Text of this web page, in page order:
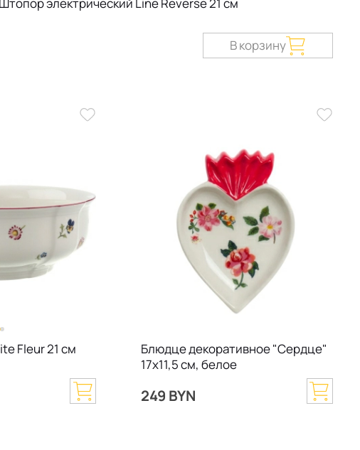
В корзину
Fleur 21 см
Блюдце декоративное "Сердце"
17х11,5 см, белое
249 BYN